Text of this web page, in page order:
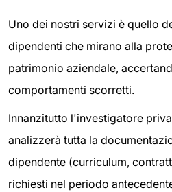
Uno dei nostri servizi è quello
dipendenti che mirano alla
patrimonio aziendale,
comportamenti scorretti.
Innanzitutto l'investigatore
analizzerà tutta la
dipendente (curriculum,
richiesti nel periodo